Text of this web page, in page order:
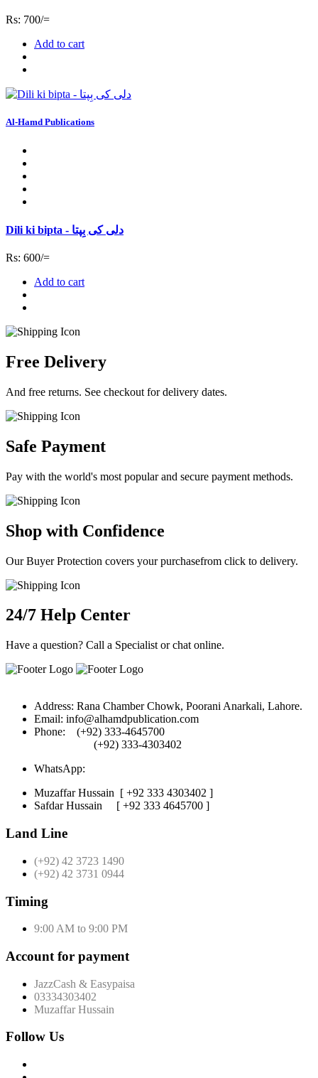
Rs: 700/=
Add to cart
Al-Hamd Publications
Dili ki bipta - دلی کی بِپتا
Rs: 600/=
Add to cart
Free Delivery
And free returns. See checkout for delivery dates.
Safe Payment
Pay with the world's most popular and secure payment methods.
Shop with Confidence
Our Buyer Protection covers your purchasefrom click to delivery.
24/7 Help Center
Have a question? Call a Specialist or chat online.
Address: Rana Chamber Chowk, Poorani Anarkali, Lahore.
Email: info@alhamdpublication.com
Phone:
(+92) 333-4645700
(+92) 333-4303402
WhatsApp:
Muzaffar Hussain [ +92 333 4303402 ]
Safdar Hussain
[ +92 333 4645700 ]
Land Line
(+92) 42 3723 1490
(+92) 42 3731 0944
Timing
9:00 AM to 9:00 PM
Account for payment
JazzCash & Easypaisa
03334303402
Muzaffar Hussain
Follow Us